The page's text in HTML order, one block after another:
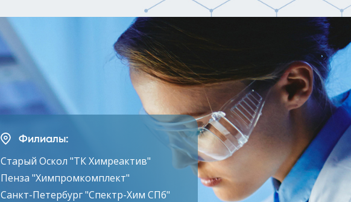
Филиалы:
Старый Оскол "ТК Химреактив"
Пенза "Химпромкомплект"
Санкт-Петербург "Спектр-Хим СПб"